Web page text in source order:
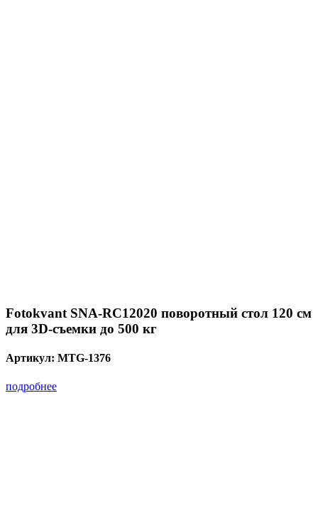
Fotokvant SNA-RC12020 поворотный стол 120 см
для 3D-съемки до 500 кг
Артикул: MTG-1376
подробнее